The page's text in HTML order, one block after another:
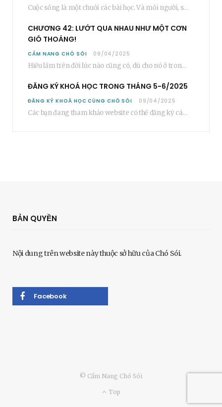
Cuộc sống là một chuỗi các bài học. Và mỗi người, sẽ phải học rất…
CHƯƠNG 42: LƯỚT QUA NHAU NHƯ MỘT CƠN
GIÓ THOẢNG!
CẨM NANG CHÓ SÓI 09/04/2025
Hiểu lầm trên đời lúc nào cũng có, dù cho nó ở trong một mối…
ĐĂNG KÝ KHOÁ HỌC TRONG THÁNG 5-6/2025
ĐĂNG KÝ KHOÁ HỌC CÙNG CHÓ SÓI 09/04/2025
Các bạn đang tham khảo website có thể đăng ký các khoá học cơ bản…
BẢN QUYỀN
Nội dung trên website này thuộc sở hữu của Chó Sói.
Facebook
© Cẩm Nang Chó Sói
Top